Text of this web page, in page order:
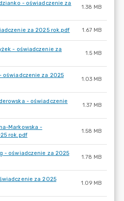
- oświadczenie za
1.38 MB
za 2025 rok.pdf 1.67 MB
- oświadczenie za
1.5 MB
oświadczenie za 2025
1.03 MB
- oświadczenie
1.37 MB
Markowska -
rok.pdf
1.58 MB
- oświadczenie za 2025
1.78 MB
za 2025
1.09 MB